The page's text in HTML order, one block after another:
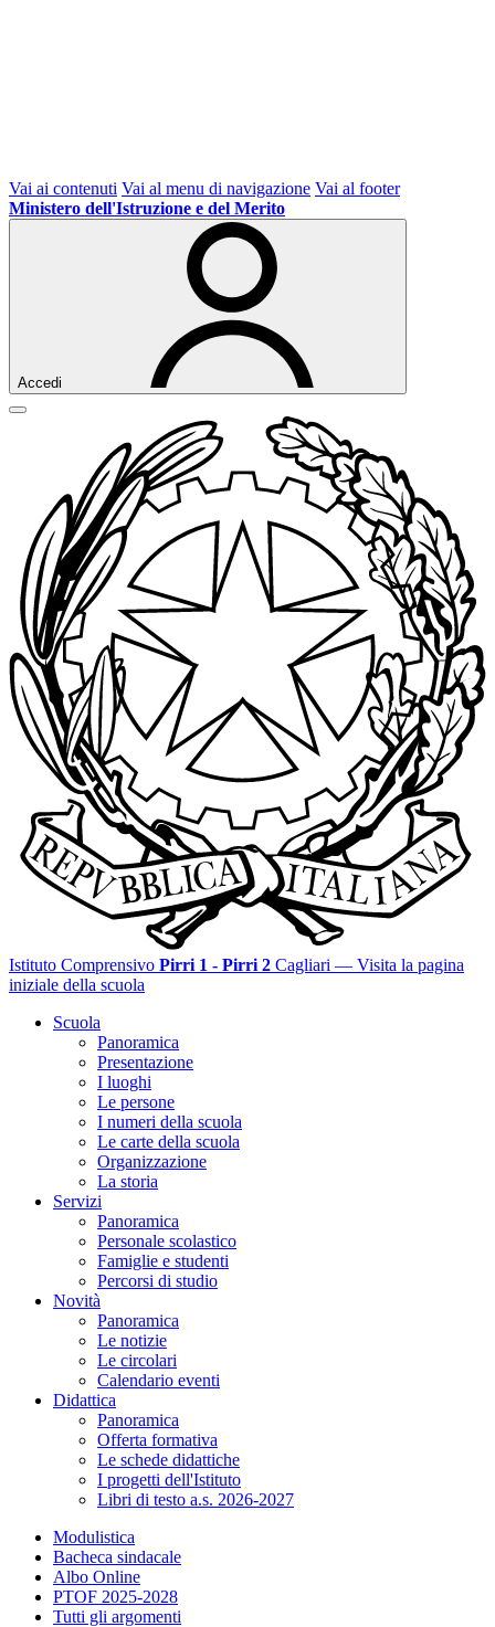
Vai ai contenuti Vai al menu di navigazione Vai al footer
Ministero dell'Istruzione e del Merito
Accedi
Istituto Comprensivo Pirri 1 - Pirri 2 Cagliari — Visita la pagina
iniziale della scuola
Scuola
Panoramica
Presentazione
I luoghi
Le persone
I numeri della scuola
Le carte della scuola
Organizzazione
La storia
Servizi
Panoramica
Personale scolastico
Famiglie e studenti
Percorsi di studio
Novità
Panoramica
Le notizie
Le circolari
Calendario eventi
Didattica
Panoramica
Offerta formativa
Le schede didattiche
I progetti dell'Istituto
Libri di testo a.s. 2026-2027
Modulistica
Bacheca sindacale
Albo Online
PTOF 2025-2028
Tutti gli argomenti